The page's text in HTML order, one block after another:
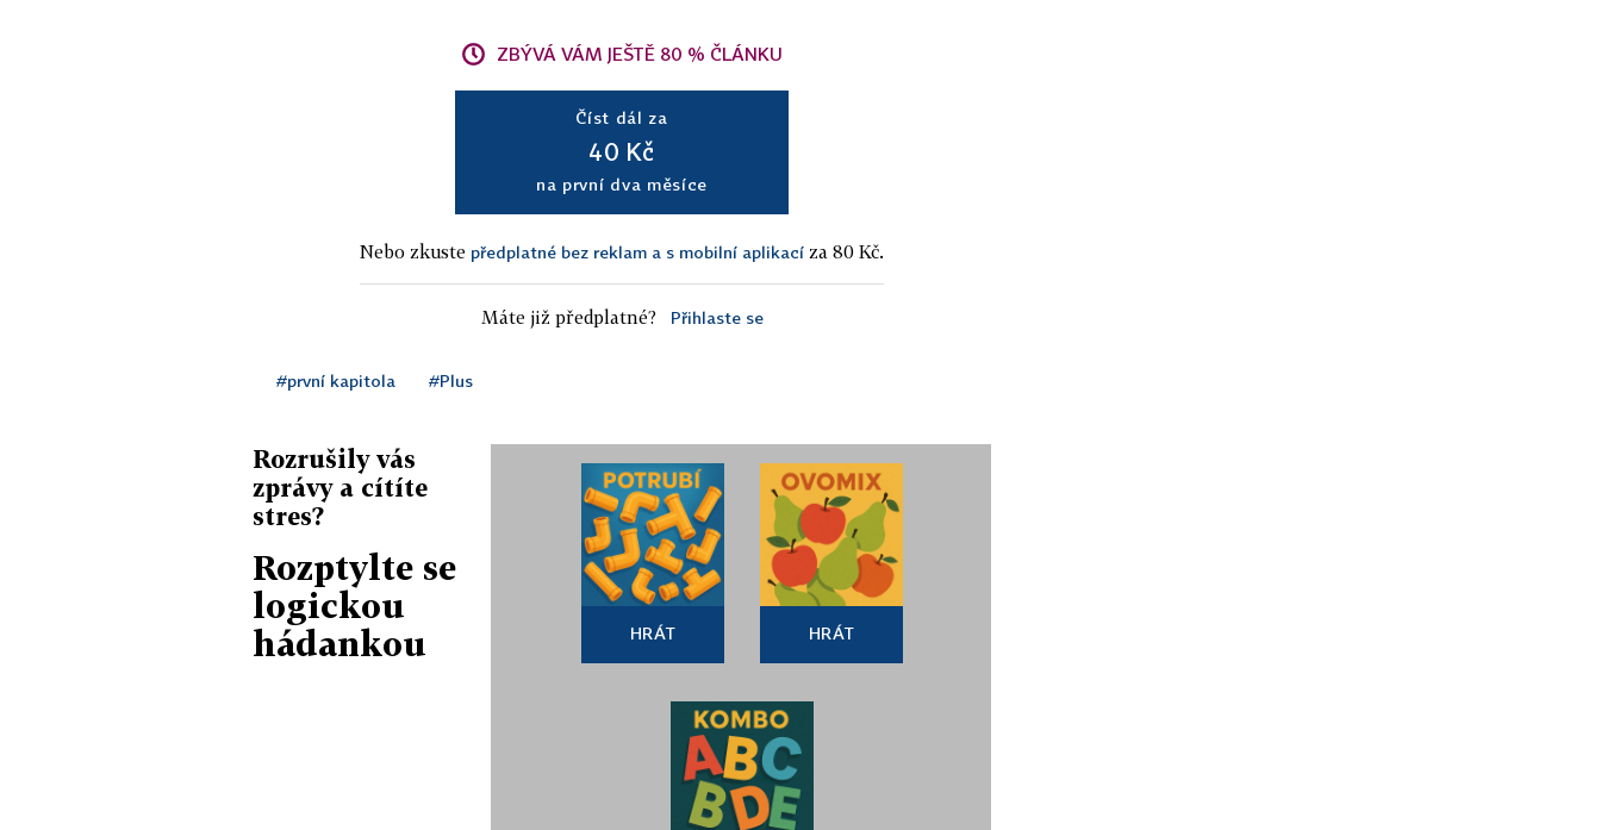
ZBÝVÁ VÁM JEŠTĚ 80 % ČLÁNKU
Číst dál za
40 Kč
na první dva měsíce
Nebo zkuste předplatné bez reklam a s mobilní aplikací za 80 Kč.
Máte již předplatné? Přihlaste se
#první kapitola #Plus
Rozrušily vás
zprávy a cítíte
stres?
Rozptylte se
logickou
hádankou
HRÁT HRÁT